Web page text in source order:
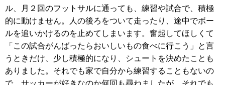
ル、月２回のフットサルに通っても、練習や試合で、積極
的に動けません。人の後ろをついて走ったり、途中でボー
ルを追いかけるのを止めてしまいます。奮起してほしくて
「この試合がんばったらおいしいもの食べに行こう」と言
うときだけ、少し積極的になり、シュートを決めたことも
ありました。それでも家で自分から練習することもないの